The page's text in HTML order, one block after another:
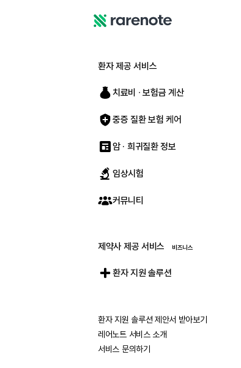
트
환자 제공 서비스
치료비 ∙ 보험금 계산
중증 질환 보험 케어
암 · 희귀질환 정보
임상시험
커뮤니티
제약사 제공 서비스
환자 지원 솔루션
환자 지원 솔루션 제안서 받아보기
레어노트 서비스 소개
서비스 문의하기